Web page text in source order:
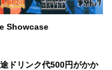
Showcase
ドリンク代500円がかか